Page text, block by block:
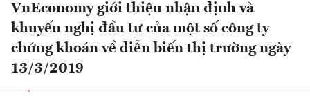
VnEconomy giới thiệu nhận định và
khuyến nghị đầu tư của một số công ty
chứng khoán về diễn biến thị trường ngày
13/3/2019